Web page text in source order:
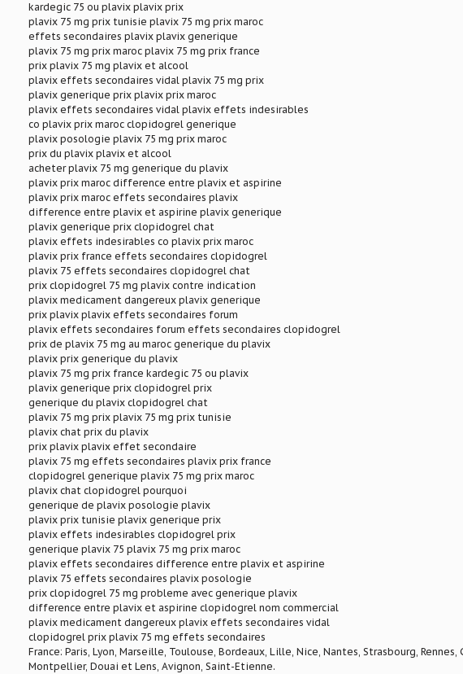
kardegic 75 ou plavix plavix prix
plavix 75 mg prix tunisie plavix 75 mg prix maroc
effets secondaires plavix plavix generique
plavix 75 mg prix maroc plavix 75 mg prix france
prix plavix 75 mg plavix et alcool
plavix effets secondaires vidal plavix 75 mg prix
plavix generique prix plavix prix maroc
plavix effets secondaires vidal plavix effets indesirables
co plavix prix maroc clopidogrel generique
plavix posologie plavix 75 mg prix maroc
prix du plavix plavix et alcool
acheter plavix 75 mg generique du plavix
plavix prix maroc difference entre plavix et aspirine
plavix prix maroc effets secondaires plavix
difference entre plavix et aspirine plavix generique
plavix generique prix clopidogrel chat
plavix effets indesirables co plavix prix maroc
plavix prix france effets secondaires clopidogrel
plavix 75 effets secondaires clopidogrel chat
prix clopidogrel 75 mg plavix contre indication
plavix medicament dangereux plavix generique
prix plavix plavix effets secondaires forum
plavix effets secondaires forum effets secondaires clopidogrel
prix de plavix 75 mg au maroc generique du plavix
plavix prix generique du plavix
plavix 75 mg prix france kardegic 75 ou plavix
plavix generique prix clopidogrel prix
generique du plavix clopidogrel chat
plavix 75 mg prix plavix 75 mg prix tunisie
plavix chat prix du plavix
prix plavix plavix effet secondaire
plavix 75 mg effets secondaires plavix prix france
clopidogrel generique plavix 75 mg prix maroc
plavix chat clopidogrel pourquoi
generique de plavix posologie plavix
plavix prix tunisie plavix generique prix
plavix effets indesirables clopidogrel prix
generique plavix 75 plavix 75 mg prix maroc
plavix effets secondaires difference entre plavix et aspirine
plavix 75 effets secondaires plavix posologie
prix clopidogrel 75 mg probleme avec generique plavix
difference entre plavix et aspirine clopidogrel nom commercial
plavix medicament dangereux plavix effets secondaires vidal
clopidogrel prix plavix 75 mg effets secondaires
France: Paris, Lyon, Marseille, Toulouse, Bordeaux, Lille, Nice, Nantes, Strasbourg, Rennes,
Montpellier, Douai et Lens, Avignon, Saint-Etienne.